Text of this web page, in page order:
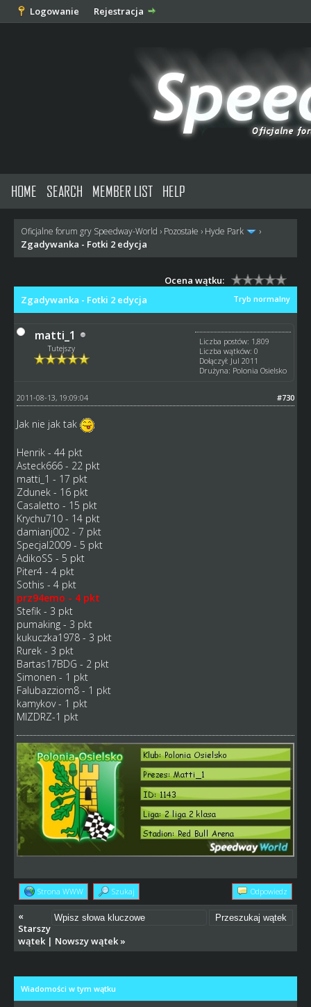
Logowanie Rejestracja
HOME SEARCH MEMBER LIST HELP
Oficjalne forum gry Speedway-World › Pozostałe › Hyde Park ›
Zgadywanka - Fotki 2 edycja
Ocena wątku:
Tryb normalny
Zgadywanka - Fotki 2 edycja
matti_1
Tutejszy
Liczba postów: 1,809
Liczba wątków: 0
Dołączył: Jul 2011
Drużyna: Polonia Osielsko
#730
2011-08-13, 19:09:04
Jak nie jak tak
Henrik - 44 pkt
Asteck666 - 22 pkt
matti_1 - 17 pkt
Zdunek - 16 pkt
Casaletto - 15 pkt
Krychu710 - 14 pkt
damianj002 - 7 pkt
Specjal2009 - 5 pkt
AdikoSS - 5 pkt
Piter4 - 4 pkt
Sothis - 4 pkt
prz94emo - 4 pkt
Stefik - 3 pkt
pumaking - 3 pkt
kukuczka1978 - 3 pkt
Rurek - 3 pkt
Bartas17BDG - 2 pkt
Simonen - 1 pkt
Falubazziom8 - 1 pkt
kamykov - 1 pkt
MIZDRZ-1 pkt
Strona WWW Szukaj Odpowiedz
«
Starszy
wątek| Nowszy wątek»
Wiadomości w tym wątku